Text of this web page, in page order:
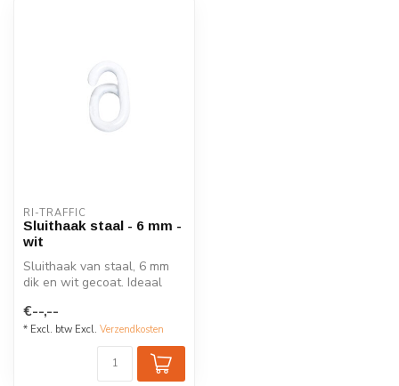
RI-TRAFFIC
Sluithaak staal - 6 mm -
wit
Sluithaak van staal, 6 mm
dik en wit gecoat. Ideaal
afzetk...
€--,--
* Excl. btw Excl. Verzendkosten